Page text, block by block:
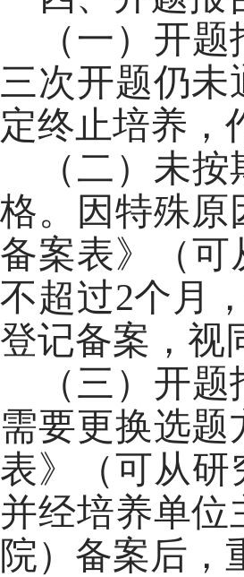
（一）开
三次开题仍
定终止培养，
（二）未
格。因特殊原
备案表》（
不超过2个月
登记备案，视
（三）开
需要更换选
表》（可从研
并经培养单
院）备案后，